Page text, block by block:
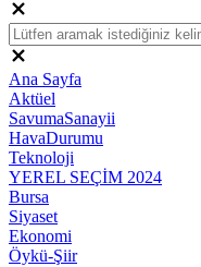
Ana Sayfa
Aktüel
SavumaSanayii
HavaDurumu
Teknoloji
YEREL SEÇİM 2024
Bursa
Siyaset
Ekonomi
Öykü-Şiir